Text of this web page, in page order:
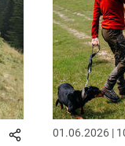
01.06.2026 |